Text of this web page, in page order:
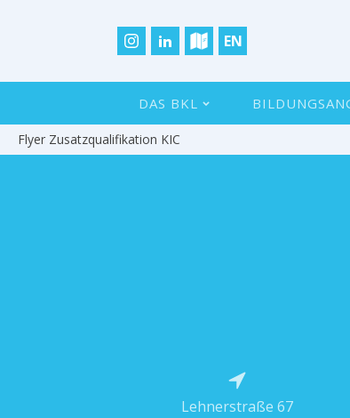
EN
DAS BKL
Flyer Zusatzqualifikation KIC
Lehnerstraße 67